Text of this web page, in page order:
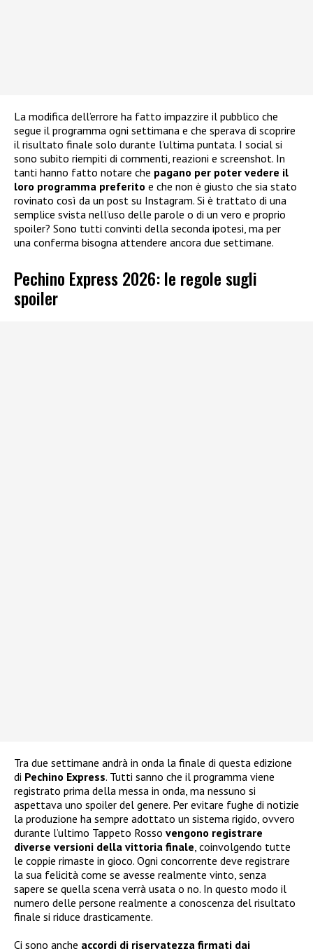
La modifica dell’errore ha fatto impazzire il pubblico che
segue il programma ogni settimana e che sperava di scoprire
il risultato finale solo durante l’ultima puntata. I social si
sono subito riempiti di commenti, reazioni e screenshot. In
tanti hanno fatto notare che pagano per poter vedere il
loro programma preferito e che non è giusto che sia stato
rovinato così da un post su Instagram. Si è trattato di una
semplice svista nell’uso delle parole o di un vero e proprio
spoiler? Sono tutti convinti della seconda ipotesi, ma per
una conferma bisogna attendere ancora due settimane.
Pechino Express 2026: le regole sugli
spoiler
Tra due settimane andrà in onda la finale di questa edizione
di Pechino Express. Tutti sanno che il programma viene
registrato prima della messa in onda, ma nessuno si
aspettava uno spoiler del genere. Per evitare fughe di notizie
la produzione ha sempre adottato un sistema rigido, ovvero
durante l’ultimo Tappeto Rosso vengono registrare
diverse versioni della vittoria finale , coinvolgendo tutte
le coppie rimaste in gioco. Ogni concorrente deve registrare
la sua felicità come se avesse realmente vinto, senza
sapere se quella scena verrà usata o no. In questo modo il
numero delle persone realmente a conoscenza del risultato
finale si riduce drasticamente.
Ci sono anche accordi di riservatezza firmati dai